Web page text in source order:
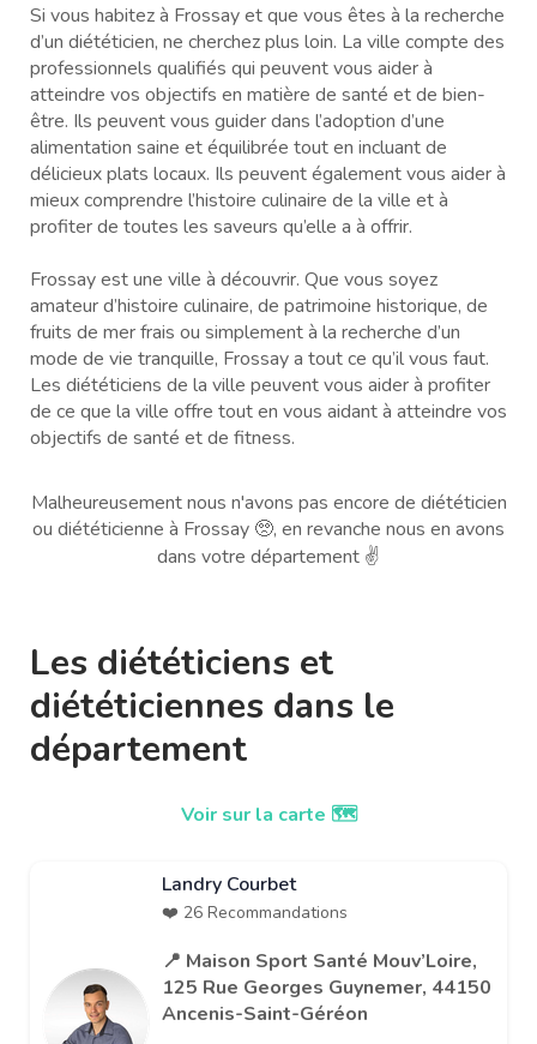
Si vous habitez à Frossay et que vous êtes à la recherche
d’un diététicien, ne cherchez plus loin. La ville compte des
professionnels qualifiés qui peuvent vous aider à
atteindre vos objectifs en matière de santé et de bien-
être. Ils peuvent vous guider dans l’adoption d’une
alimentation saine et équilibrée tout en incluant de
délicieux plats locaux. Ils peuvent également vous aider à
mieux comprendre l’histoire culinaire de la ville et à
profiter de toutes les saveurs qu’elle a à offrir.
Frossay est une ville à découvrir. Que vous soyez
amateur d’histoire culinaire, de patrimoine historique, de
fruits de mer frais ou simplement à la recherche d’un
mode de vie tranquille, Frossay a tout ce qu’il vous faut.
Les diététiciens de la ville peuvent vous aider à profiter
de ce que la ville offre tout en vous aidant à atteindre vos
objectifs de santé et de fitness.
Malheureusement nous n'avons pas encore de diététicien
ou diététicienne à Frossay 🥺, en revanche nous en avons
dans votre département ✌️
Les diététiciens et
diététiciennes dans le
département
Voir sur la carte 🗺️
Landry Courbet
❤️ 26 Recommandations
📍 Maison Sport Santé Mouv’Loire,
125 Rue Georges Guynemer, 44150
Ancenis-Saint-Géréon